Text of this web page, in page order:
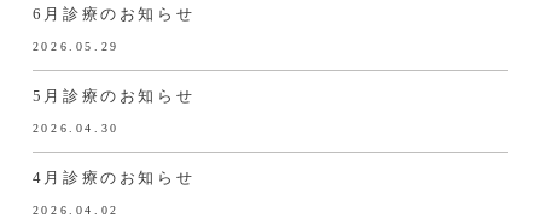
6月診療のお知らせ
2026.05.29
5月診療のお知らせ
2026.04.30
4月診療のお知らせ
2026.04.02